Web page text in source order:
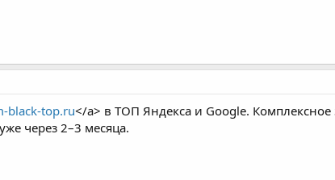
black-top.ru</a> в ТОП Яндекса и Google. Комплексное
через 2–3 месяца.